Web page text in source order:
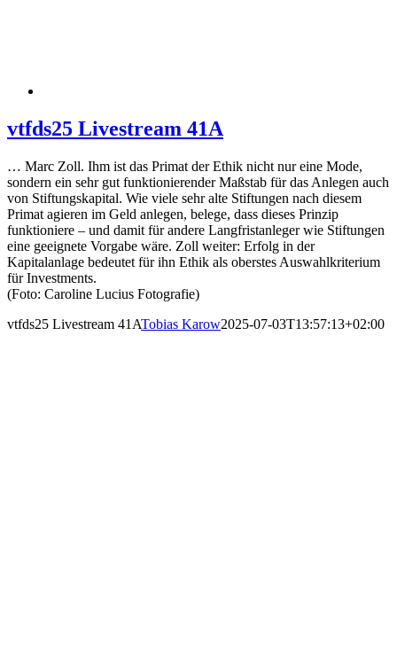
vtfds25 Livestream 41A
… Marc Zoll. Ihm ist das Primat der Ethik nicht nur eine Mode,
sondern ein sehr gut funktionierender Maßstab für das Anlegen auch
von Stiftungskapital. Wie viele sehr alte Stiftungen nach diesem
Primat agieren im Geld anlegen, belege, dass dieses Prinzip
funktioniere – und damit für andere Langfristanleger wie Stiftungen
eine geeignete Vorgabe wäre. Zoll weiter: Erfolg in der
Kapitalanlage bedeutet für ihn Ethik als oberstes Auswahlkriterium
für Investments.
(Foto: Caroline Lucius Fotografie)
vtfds25 Livestream 41ATobias Karow2025-07-03T13:57:13+02:00